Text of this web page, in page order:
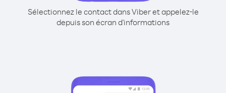
Sélectionnez le contact dans Viber et appelez-le
depuis son écran d'informations